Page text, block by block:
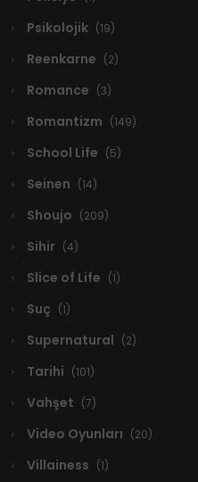
Psikolojik (19)
Reenkarne (2)
Romance (3)
Romantizm (149)
School Life (5)
Seinen (14)
Shoujo (209)
Sihir (4)
Slice of Life (1)
Suç (1)
Supernatural (2)
Tarihi (101)
Vahşet (7)
Video Oyunları (20)
Villainess (1)